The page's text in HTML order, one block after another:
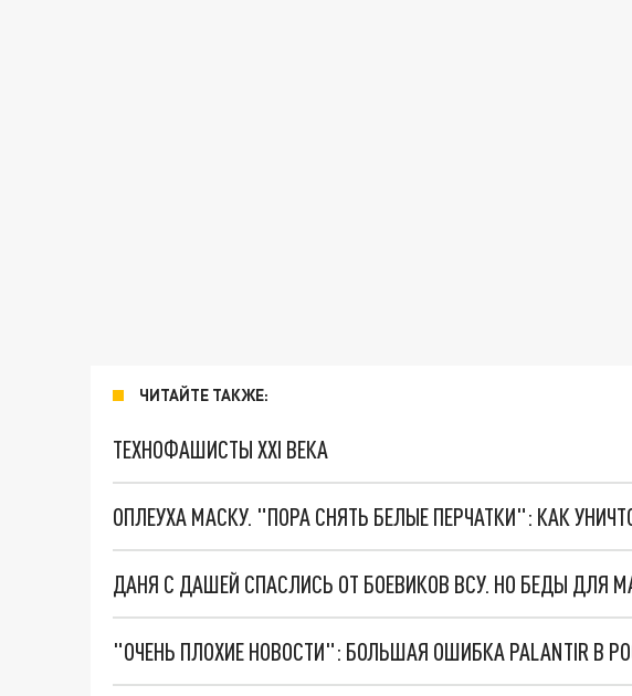
ЧИТАЙТЕ ТАКЖЕ:
ТЕХНОФАШИСТЫ XXI ВЕКА
ОПЛЕУХА МАСКУ. "ПОРА СНЯТЬ БЕЛЫЕ ПЕРЧАТКИ": КАК
ДАНЯ С ДАШЕЙ СПАСЛИСЬ ОТ БОЕВИКОВ ВСУ. НО БЕДЫ ДЛЯ